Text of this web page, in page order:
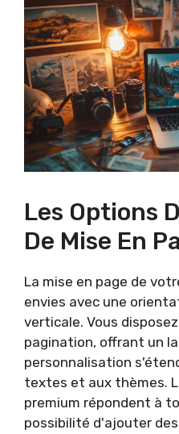
Les Options
De Mise En
La mise en page de
envies avec une
verticale. Vous
pagination, offrant un
personnalisation
textes et aux thèmes.
premium répondent à
possibilité d'ajouter